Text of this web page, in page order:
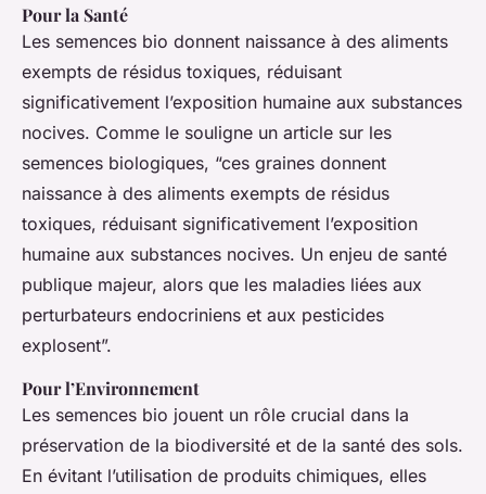
Pour la Santé
Les semences bio donnent naissance à des aliments
exempts de résidus toxiques, réduisant
significativement l’exposition humaine aux substances
nocives. Comme le souligne un article sur les
semences biologiques, “ces graines donnent
naissance à des aliments exempts de résidus
toxiques, réduisant significativement l’exposition
humaine aux substances nocives. Un enjeu de santé
publique majeur, alors que les maladies liées aux
perturbateurs endocriniens et aux pesticides
explosent”.
Pour l’Environnement
Les semences bio jouent un rôle crucial dans la
préservation de la biodiversité et de la santé des sols.
En évitant l’utilisation de produits chimiques, elles